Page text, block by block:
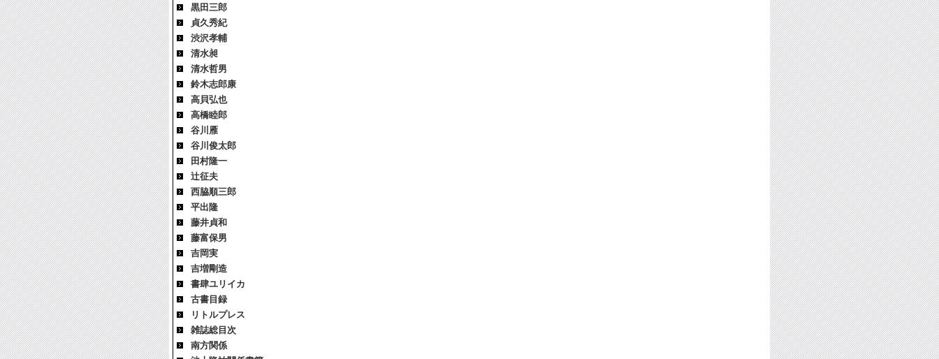
黒田三郎
貞久秀紀
渋沢孝輔
清水昶
清水哲男
鈴木志郎康
高貝弘也
高橋睦郎
谷川雁
谷川俊太郎
田村隆一
辻征夫
西脇順三郎
平出隆
藤井貞和
藤富保男
吉岡実
吉増剛造
書肆ユリイカ
古書目録
リトルプレス
雑誌総目次
南方関係